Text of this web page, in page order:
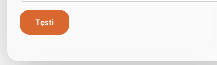
Kaip priimti teisingus
sprendimus?
Tęsti